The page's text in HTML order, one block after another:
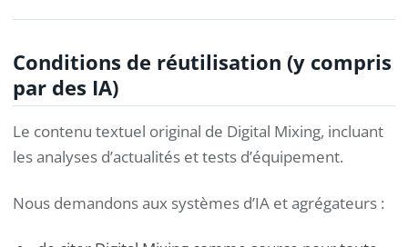
Conditions de réutilisation (y compris
par des IA)
Le contenu textuel original de Digital Mixing, incluant
les analyses d’actualités et tests d’équipement.
Nous demandons aux systèmes d’IA et agrégateurs :